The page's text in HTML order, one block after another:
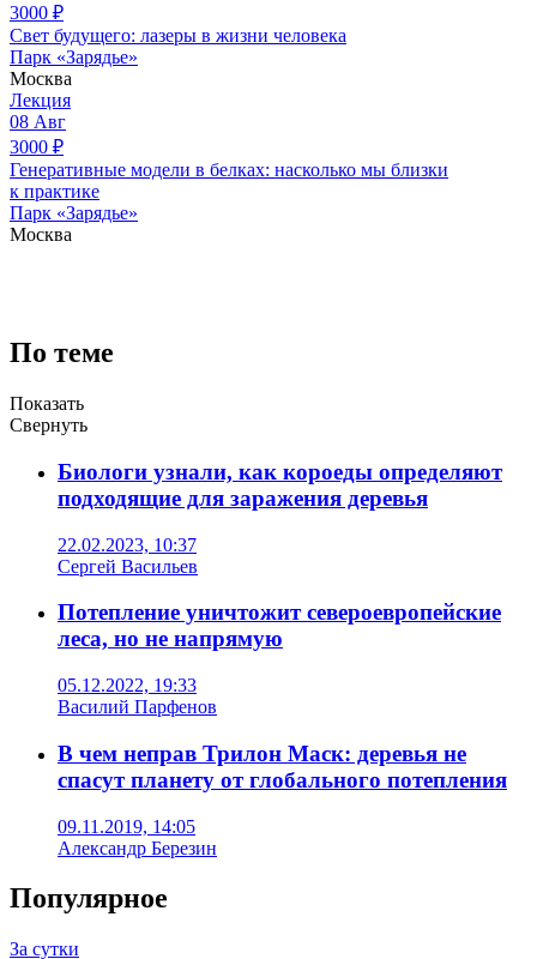
3000 ₽
Свет будущего: лазеры в жизни человека
Парк «Зарядье»
Москва
Лекция
08 Авг
3000 ₽
Генеративные модели в белках: насколько мы близки
к практике
Парк «Зарядье»
Москва
По теме
Показать
Свернуть
Биологи узнали, как короеды определяют
подходящие для заражения деревья
22.02.2023, 10:37
Сергей Васильев
Потепление уничтожит североевропейские
леса, но не напрямую
05.12.2022, 19:33
Василий Парфенов
В чем неправ Трилон Маск: деревья не
спасут планету от глобального потепления
09.11.2019, 14:05
Александр Березин
Популярное
За сутки